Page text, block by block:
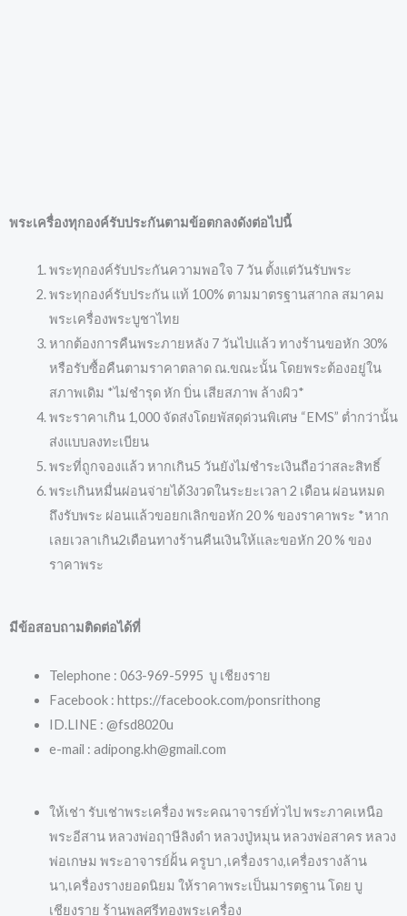
พระเครื่องทุกองค์รับประกันตามข้อตกลงดังต่อไปนี้
พระทุกองค์รับประกันความพอใจ 7 วัน ตั้งแต่วันรับพระ
พระทุกองค์รับประกัน แท้ 100% ตามมาตรฐานสากล สมาคม
พระเครื่องพระบูชาไทย
หากต้องการคืนพระภายหลัง 7 วันไปแล้ว ทางร้านขอหัก 30%
หรือรับซื้อคืนตามราคาตลาด ณ.ขณะนั้น โดยพระต้องอยู่ใน
สภาพเดิม *ไม่ชำรุด หัก บิ่น เสียสภาพ ล้างผิว*
พระราคาเกิน 1,000 จัดส่งโดยพัสดุด่วนพิเศษ “EMS” ต่ำกว่านั้น
ส่งแบบลงทะเบียน
พระที่ถูกจองแล้ว หากเกิน5 วันยังไม่ชำระเงินถือว่าสละสิทธิ์
พระเกินหมื่นผ่อนจ่ายได้3งวดในระยะเวลา 2 เดือน ผ่อนหมด
ถึงรับพระ ผ่อนแล้วขอยกเลิกขอหัก 20 % ของราคาพระ *หาก
เลยเวลาเกิน2เดือนทางร้านคืนเงินให้และขอหัก 20 % ของ
ราคาพระ
มีข้อสอบถามติดต่อได้ที่
Telephone : 063-969-5995 บู เชียงราย
Facebook : https://facebook.com/ponsrithong
ID.LINE : @fsd8020u
e-mail : adipong.kh@gmail.com
ให้เช่า รับเช่าพระเครื่อง พระคณาจารย์ทั่วไป พระภาคเหนือ
พระอีสาน หลวงพ่อฤาษีลิงดำ หลวงปู่หมุน หลวงพ่อสาคร หลวง
พ่อเกษม พระอาจารย์ฝั้น ครูบา ,เครื่องราง,เครื่องรางล้าน
นา,เครื่องรางยอดนิยม ให้ราคาพระเป็นมารตฐาน โดย บู
เชียงราย ร้านพลศรีทองพระเครื่อง